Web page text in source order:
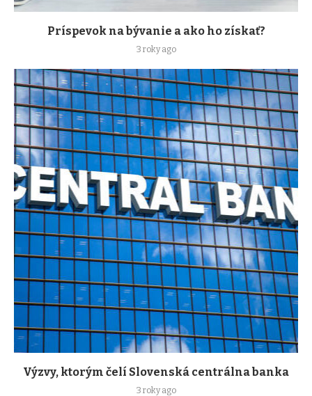
Príspevok na bývanie a ako ho získať?
3 roky ago
Výzvy, ktorým čelí Slovenská centrálna banka
3 roky ago